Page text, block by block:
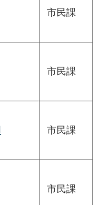
市民課
市民課
市民課
市民課